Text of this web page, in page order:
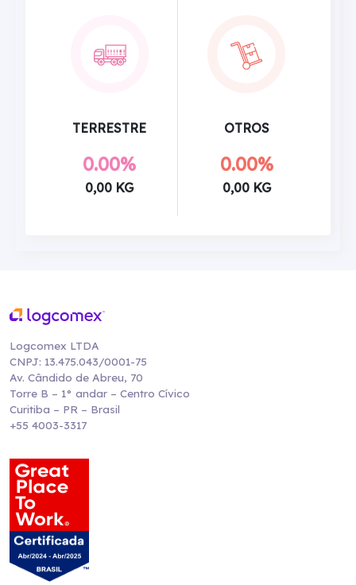
TERRESTRE
0.00%
0,00 KG
OTROS
0.00%
0,00 KG
Logcomex LTDA
CNPJ: 13.475.043/0001-75
Av. Cândido de Abreu, 70
Torre B – 1° andar – Centro Cívico
Curitiba – PR – Brasil
+55 4003-3317